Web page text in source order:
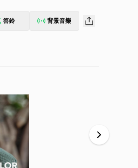
答鈴 背景音樂